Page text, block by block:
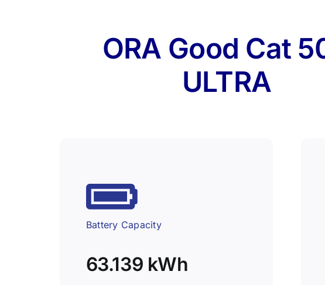
ORA Good Cat
ULTRA
Battery Capacity
63.139 kWh